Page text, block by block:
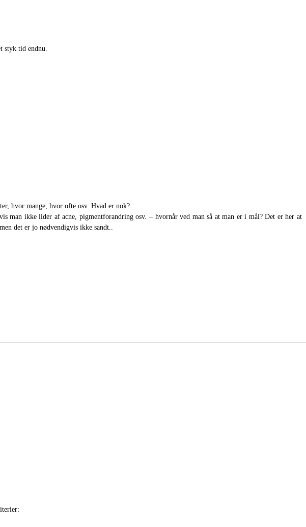
styk tid endnu.
hvor mange, hvor ofte osv. Hvad er nok?
man ikke lider af acne, pigmentforandring osv. – hvornår ved man så at man er i mål? Det er her at
det er jo nødvendigvis ikke sandt..